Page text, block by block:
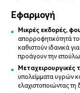
Εφαρμογή
Μικρές εκδορές,
απορροφητικότητά
καθιστούν ιδανικά
προάγουν την
Μεταχειρουργικές
υπολείμματα υγρών
ελαχιστοποιώντας